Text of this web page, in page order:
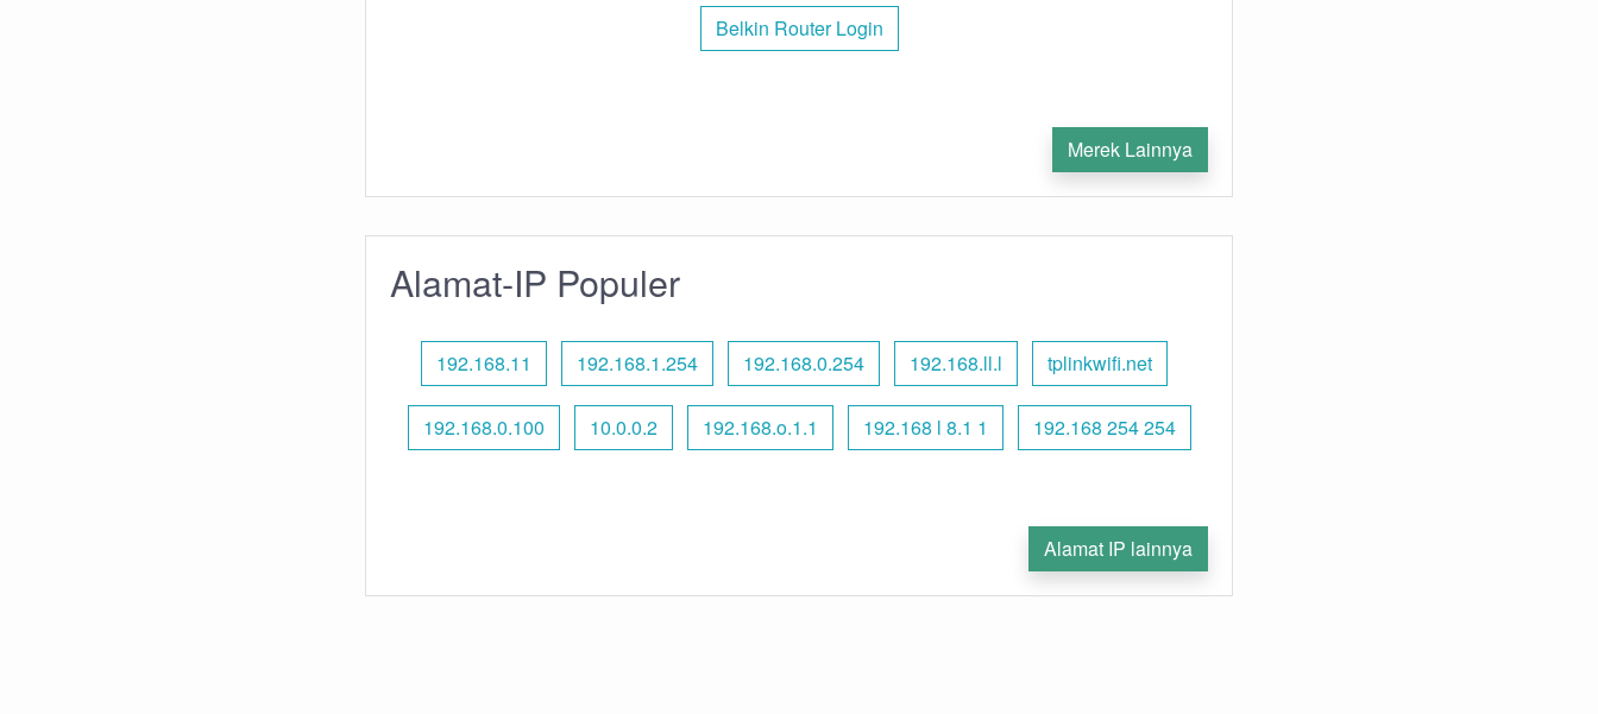
Belkin Router Login
Merek Lainnya
Alamat-IP Populer
192.168.11 192.168.1.254 192.168.0.254 192.168.ll.l tplinkwifi.net
192.168.0.100 10.0.0.2 192.168.o.1.1 192.168 l 8.1 1 192.168 254 254
Alamat IP lainnya